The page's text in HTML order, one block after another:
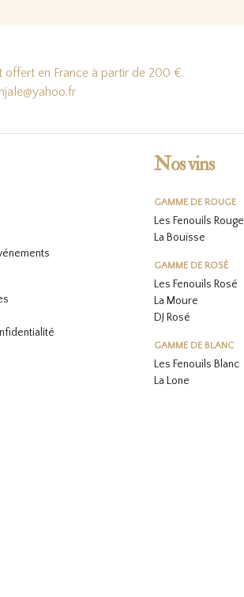
offert en France à partir de 200 €.
Nos vins
GAMME DE ROUGE
Les Fenouils Rouge
La Bouïsse
GAMME DE ROSÉ
Les Fenouils Rosé
La Moure
DJ Rosé
GAMME DE BLANC
Les Fenouils Blanc
La Lone